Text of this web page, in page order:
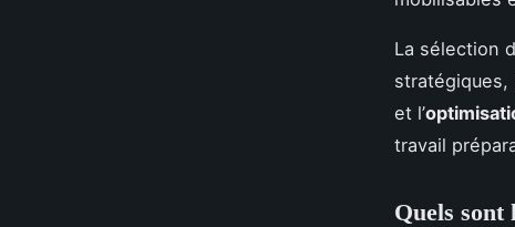
La sélection
stratégiques,
et l’
travail
Quels sont